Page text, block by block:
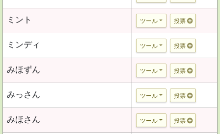
ミント ツール 投票
ミンディ ツール 投票
みほずん ツール 投票
みっさん ツール 投票
みほさん ツール 投票